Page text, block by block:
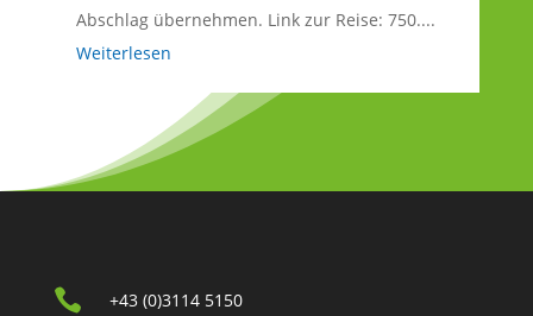
Abschlag übernehmen. Link zur Reise: 750....
Weiterlesen
 +43 (0)3114 5150